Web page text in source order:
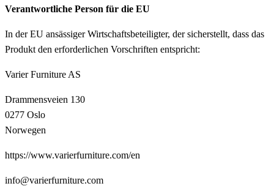
Verantwortliche Person für die EU
In der EU ansässiger Wirtschaftsbeteiligter, der sicherstellt, dass das
Produkt den erforderlichen Vorschriften entspricht:
Varier Furniture AS
Drammensveien 130
0277 Oslo
Norwegen
https://www.varierfurniture.com/en
info@varierfurniture.com